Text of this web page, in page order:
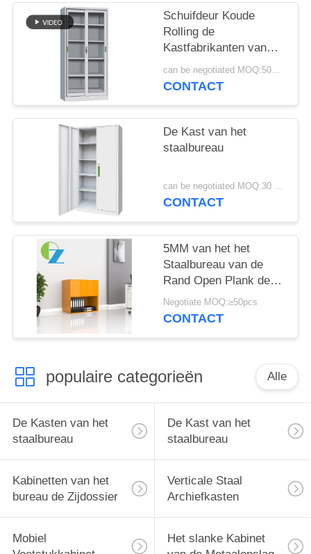
Schuifdeur Koude
Rolling de
Kastfabrikanten van
het Staalbureau
can be negotiated MOQ:50PCS
CONTACT
De Kast van het
staalbureau
can be negotiated MOQ:30 stuks
CONTACT
5MM van het het
Staalbureau van de
Rand Open Plank de
Kast Witte Vlek 2 open
de bodem van het
Negotiate MOQ:≥50pcs
CONTACT
populaire categorieën Alle
De Kasten van het
staalbureau
De Kast van het
staalbureau
Kabinetten van het
bureau de Zijdossier
Verticale Staal
Archiefkasten
Mobiel
Het slanke Kabinet